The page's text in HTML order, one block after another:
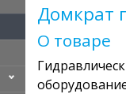
Домкрат
О товаре